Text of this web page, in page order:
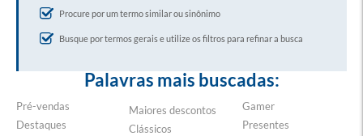
Procure por um termo similar ou sinônimo
Busque por termos gerais e utilize os filtros para refinar a busca
Palavras mais buscadas:
Pré-vendas
Destaques
Maiores descontos
Clássicos
Gamer
Presentes